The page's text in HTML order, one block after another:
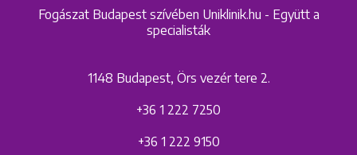
Fogászat Budapest szívében Uniklinik.hu - Együtt a
specialisták
1148 Budapest, Örs vezér tere 2.
+36 1 222 7250
+36 1 222 9150